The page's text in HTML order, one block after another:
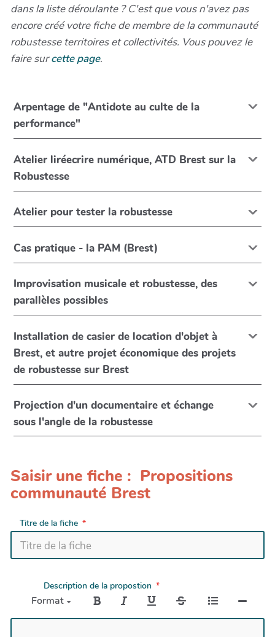
dans la liste déroulante ? C'est que vous n'avez pas
encore créé votre fiche de membre de la communauté
robustesse territoires et collectivités. Vous pouvez le
faire surcette page.
Arpentage de "Antidote au culte de la
performance"
Atelier liréecrire numérique, ATD Brest sur la
Robustesse
Atelier pour tester la robustesse
Cas pratique - la PAM (Brest)
Improvisation musicale et robustesse, des
parallèles possibles
Installation de casier de location d'objet à
Brest, et autre projet économique des projets
de robustesse sur Brest
Projection d'un documentaire et échange
sous l'angle de la robustesse
Saisir une fiche : Propositions
communauté Brest
Titre de la fiche
Description de la propostion
Format